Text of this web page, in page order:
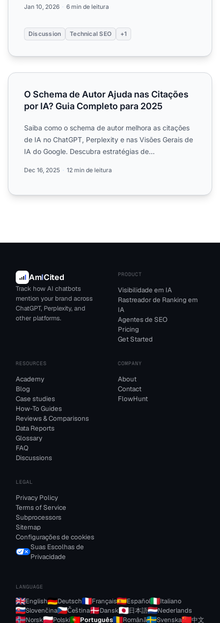
Jan 10, 2026 6 min de leitura
Discussion Technical SEO +1
O Schema de Autor Ajuda nas Citações por IA? Guia
O Schema de Autor Ajuda nas Citações
por IA? Guia Completo para 2025
Saiba como o schema de autor melhora as citações
de IA no ChatGPT, Perplexity e nas Visões Gerais de
IA do Google. Descubra estratégias de
Dec 16, 2025 12 min de leitura
AmICited
Track how AI chatbots
mention your brand across
ChatGPT, Perplexity, and
other platforms.
PRODUCT
Visibilidade em IA
Rastreador de Ranking em
IA
Agentes de SEO
Pricing
Get Started
RESOURCES
Academy
Blog
Case studies
How-To Guides
Reviews & Comparisons
Data Reports
Glossary
FAQ
Discussions
COMPANY
About
Contact
FlowHunt
LEGAL
Privacy Policy
Terms of Service
Subprocessors
Sitemap
Configurações de cookies
Suas Escolhas de
Privacidade
LANGUAGE
English Deutsch Français Español
Italiano
Slovenčina
Čeština Dansk 日本語
Nederlands
Norsk
Polski Português Română Svenska 中文